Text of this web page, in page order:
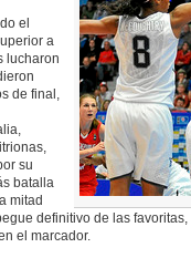
el
a
lucharon
de final,
su
batalla
mitad
definitivo de las
el marcador.